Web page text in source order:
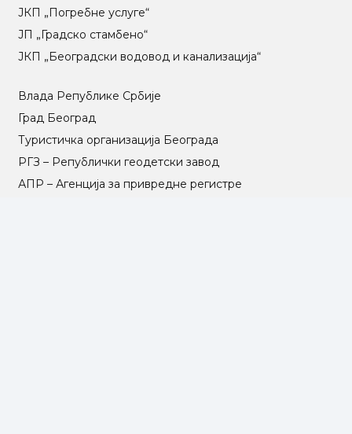
ЈКП „Погребне услуге“
ЈП „Градско стамбено“
ЈКП „Београдски водовод и канализација“
Влада Републике Србије
Град Београд
Туристичка организација Београда
РГЗ – Републички геодетски завод
АПР – Агенција за привредне регистре